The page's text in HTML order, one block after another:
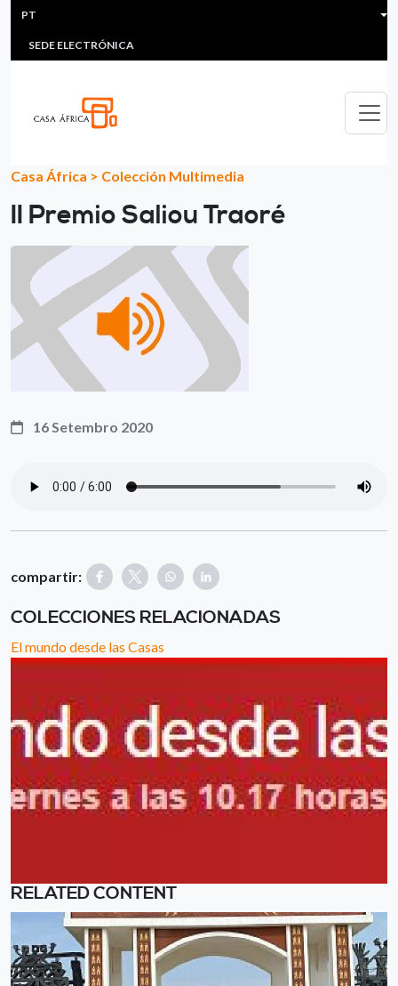
Passar para o conteúdo principal
HEADER MENU
MULTIMEDIA
SEDE ELECTRÓNICA
PT
Casa África > Colección Multimedia
II Premio Saliou Traoré
16 Setembro 2020
compartir:
COLECCIONES RELACIONADAS
El mundo desde las Casas
RELATED CONTENT